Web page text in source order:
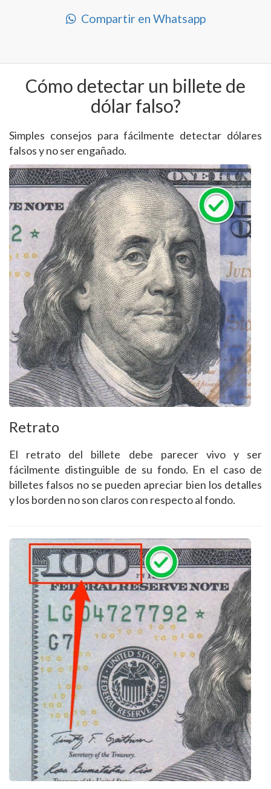
Compartir en Whatsapp
Cómo detectar un billete de
dólar falso?
Simples consejos para fácilmente detectar dólares
falsos y no ser engañado.
Retrato
El retrato del billete debe parecer vivo y ser
fácilmente distinguible de su fondo. En el caso de
billetes falsos no se pueden apreciar bien los detalles
y los borden no son claros con respecto al fondo.